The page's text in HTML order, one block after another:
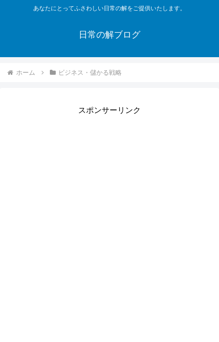
あなたにとってふさわしい日常の解をご提供いたします。
日常の解ブログ
ホーム ビジネス・儲かる戦略
スポンサーリンク